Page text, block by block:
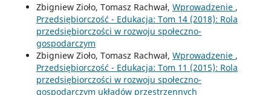
Zbigniew Zioło, Tomasz Rachwał, Wprowadzenie ,
Przedsiębiorczość - Edukacja: Tom 14 (2018): Rola
przedsiębiorczości w rozwoju społeczno-
gospodarczym
Zbigniew Zioło, Tomasz Rachwał, Wprowadzenie ,
Przedsiębiorczość - Edukacja: Tom 11 (2015): Rola
przedsiębiorczości w rozwoju społeczno-
gospodarczym układów przestrzennych